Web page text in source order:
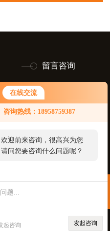
在线交流
咨询热线：18958759387
迎前来咨询，很高兴为您
问您要咨询什么问题呢？
起咨询 发起咨询
留言咨询
在线